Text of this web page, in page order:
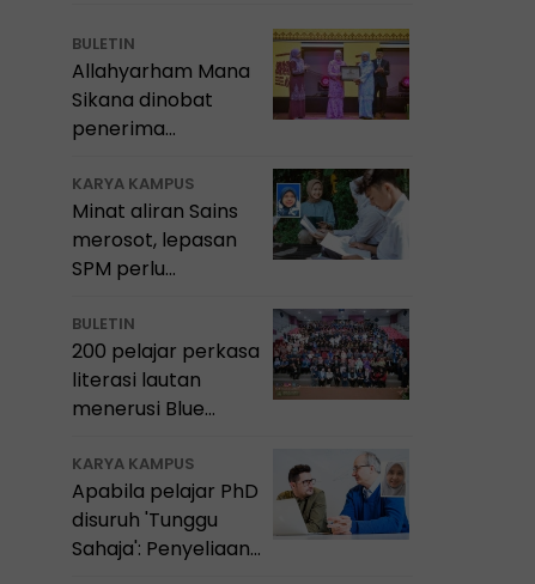
BULETIN
Allahyarham Mana
Sikana dinobat
penerima
Negara ke-16
KARYA KAMPUS
Minat aliran Sains
merosot, lepasan
SPM perlu
kerjaya'
BULETIN
200 pelajar perkasa
literasi lautan
menerusi Blue
Marine Camp 2026
KARYA KAMPUS
Apabila pelajar PhD
disuruh 'Tunggu
Sahaja': Penyeliaan